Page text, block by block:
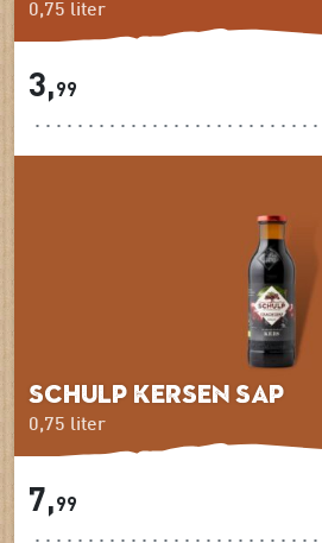
0,75 liter
3,99
0,75 liter
Schulp Kersen sap
7,99